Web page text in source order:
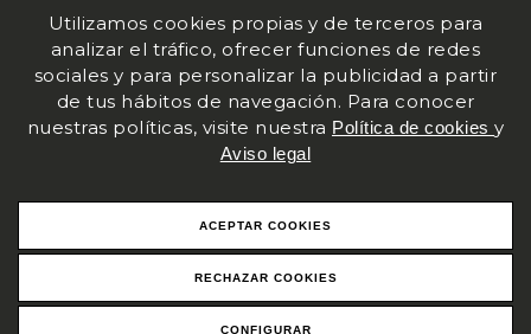
Utilizamos cookies propias y de terceros para
analizar el tráfico, ofrecer funciones de redes
sociales y para personalizar la publicidad a partir
de tus hábitos de navegación. Para conocer
nuestras políticas, visite nuestra Política de cookies y
Aviso legal
ACEPTAR COOKIES
RECHAZAR COOKIES
CONFIGURAR
Cookies
Accesibilidad
Contacto
jtestitajada@jtestitajada.com
Carretera Ocaña, 53 Mercalicante · 03114 Alicante -
Alicante